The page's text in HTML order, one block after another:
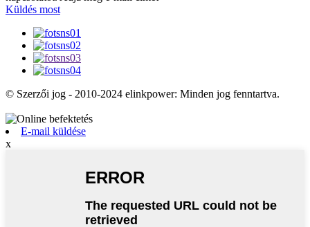
Küldés most
© Szerzői jog - 2010-2024 elinkpower: Minden jog fenntartva.
E-mail küldése
x